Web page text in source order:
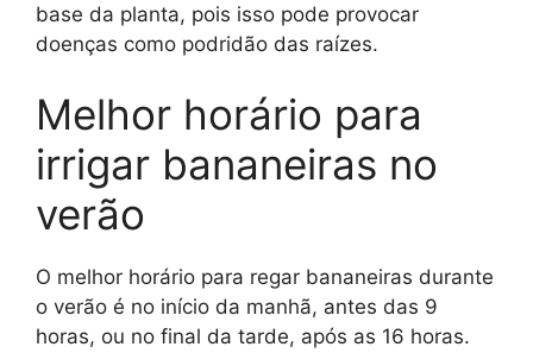
base da planta, pois isso pode provocar
doenças como podridão das raízes.
Melhor horário para
irrigar bananeiras no
verão
O melhor horário para regar bananeiras durante
o verão é no início da manhã, antes das 9
horas, ou no final da tarde, após as 16 horas.